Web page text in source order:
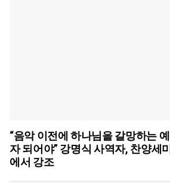
“음악 이전에 하나님을 갈망하는 예
자 되어야” 강명식 사역자, 찬양세
에서 강조